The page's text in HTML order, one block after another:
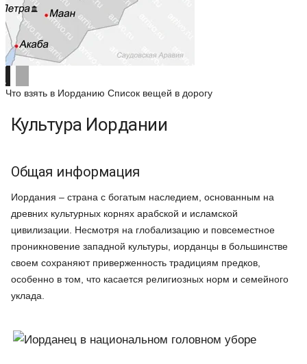
Что взять в Иорданию Список вещей в дорогу
Культура Иордании
Общая информация
Иордания – страна с богатым наследием, основанным на
древних культурных корнях арабской и исламской
цивилизации. Несмотря на глобализацию и повсеместное
проникновение западной культуры, иорданцы в большинстве
своем сохраняют приверженность традициям предков,
особенно в том, что касается религиозных норм и семейного
уклада.